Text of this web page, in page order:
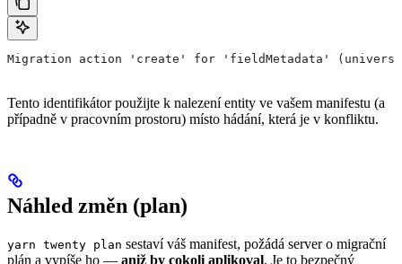
Migration action 'create' for 'fieldMetadata'
Tento identifikátor použijte k nalezení entity ve vašem manifestu (a
případně v pracovním prostoru) místo hádání, která je v konfliktu.
Náhled změn (plan)
yarn twenty plan sestaví váš manifest, požádá server o migrační
plán a vypíše ho — aniž by cokoli aplikoval. Je to bezpečný